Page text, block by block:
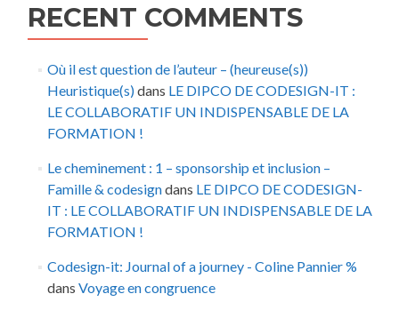
RECENT COMMENTS
Où il est question de l’auteur – (heureuse(s))
Heuristique(s)dans LE DIPCO DE CODESIGN-IT :
LE COLLABORATIF UN INDISPENSABLE DE LA
FORMATION !
Le cheminement : 1 – sponsorship et inclusion –
Famille & codesigndans LE DIPCO DE CODESIGN-
IT : LE COLLABORATIF UN INDISPENSABLE DE LA
FORMATION !
Codesign-it: Journal of a journey - Coline Pannier %
dans Voyage en congruence